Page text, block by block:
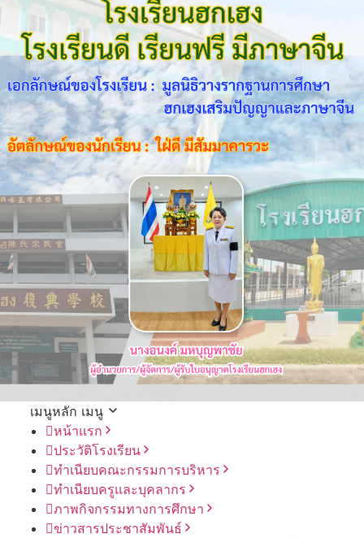
เมนูหลัก เมนู
หน้าแรก
ประวัติโรงเรียน
ทำเนียบคณะกรรมการบริหาร
ทำเนียบครูและบุคลากร
ภาพกิจกรรมทางการศึกษา
ข่าวสารประชาสัมพันธ์